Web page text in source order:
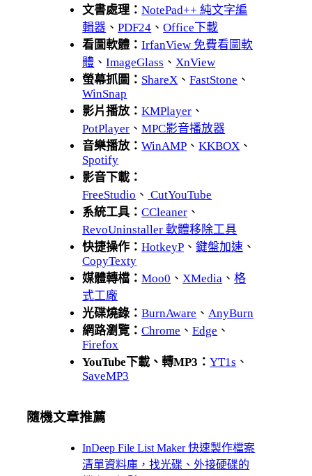
文書處理：NotePad++ 純文字編
輯器 、PDF24 、Office下載
看圖軟體：IrfanView 免費看圖軟
體 、ImageGlass 、 XnView
螢幕抓圖： ShareX 、FastStone 、
WinSnap
影片播放：KMPlayer 、
PotPlayer 、MPC影音播放器
音樂播放：WinAMP 、KKBOX 、
Spotify
影音下載：
FreeStudio 、 CutYouTube
系統工具：CCleaner 、
RevoUninstaller 軟體移除工具
快捷操作：HotkeyP 、鍵盤加速 、
CopyTexty
媒體轉檔：Moo0 、 XMedia 、格
式工廠
光碟燒錄：BurnAware 、 AnyBurn
網路瀏覽：Chrome 、Edge 、
Firefox
YouTube下載、轉MP3：YT1s 、
SaveMP3
隨機文章推薦
InDeep File List Maker 快速製作檔案
清單資料庫，找光碟、外接硬碟的